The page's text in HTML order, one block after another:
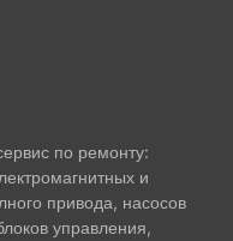
по ремонту:
и
привода, насосов
управления,